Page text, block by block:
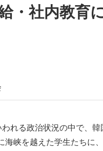
らと言って…」サッカー日
・社内教育
われる政治状況の中で
海峡を越えた学生たちに